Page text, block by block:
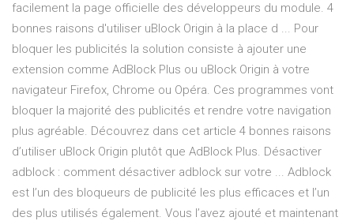
facilement la page officielle des développeurs du module. 4
bonnes raisons d'utiliser uBlock Origin à la place d ... Pour
bloquer les publicités la solution consiste à ajouter une
extension comme AdBlock Plus ou uBlock Origin à votre
navigateur Firefox, Chrome ou Opéra. Ces programmes vont
bloquer la majorité des publicités et rendre votre navigation
plus agréable. Découvrez dans cet article 4 bonnes raisons
d’utiliser uBlock Origin plutôt que AdBlock Plus. Désactiver
adblock : comment désactiver adblock sur votre ... Adblock
est l’un des bloqueurs de publicité les plus efficaces et l’un
des plus utilisés également. Vous l’avez ajouté et maintenant